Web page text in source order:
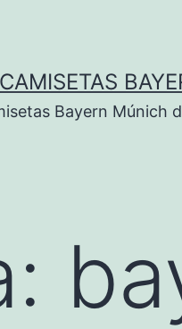
CAMISETAS
Bayern Múnich